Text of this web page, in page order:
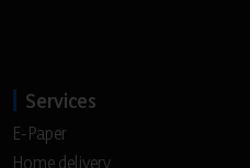
Services
E-Paper
Home delivery